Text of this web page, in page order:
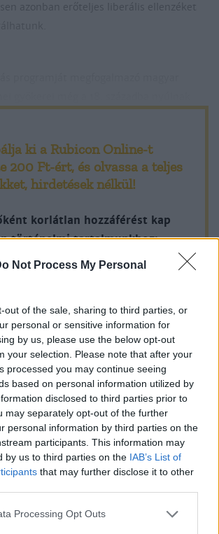
Not Process My Personal
out of the sale, sharing to third parties, or
personal or sensitive information for
by us, please use the below opt-out
your selection. Please note that after your
processed you may continue seeing
based on personal information utilized by
disclosed to third parties prior to
may separately opt-out of the further
personal information by third parties on the
participants. This information may
by us to third parties on the IAB’s List of
that may further disclose it to other
this website/app uses one or more Google
Processing Opt Outs
azonban erőteljes liberális ellenzéket
forradalom eszméi. II. József halála után
erős rendi-nemesi reformmozgalom
azonban a rendszert csak saját, rendi-
évi országgyűlés kilenc rendszeres
figyelemre méltó, előremutató
ki a Rubicon Online-t
200 Ft-ért, és olvassa a teljes
hirdetések nélkül!
korlátlan hozzáférést kap
történelmi tartalmunkhoz:
Rubicon-lapszámok
370 korábbi lapszámunk
tartalma
Online rovatok cikkei
olvasó felület
cikkek elmentése, könyvjelzők
csak 200 Ft-ba kerül. Próbálja
ki!